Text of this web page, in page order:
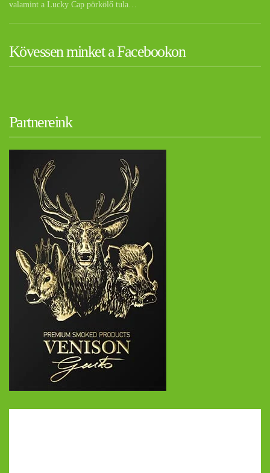
valamint a Lucky Cap pörkölő tula…
Kövessen minket a Facebookon
Partnereink